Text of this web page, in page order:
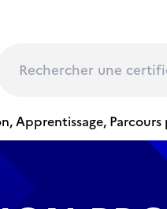
Apprentissage, Parcours